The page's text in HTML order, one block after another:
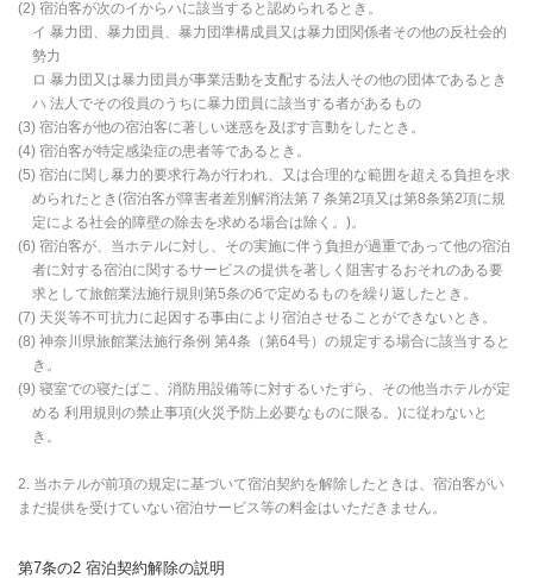
(2) 宿泊客が次のイからハに該当すると認められるとき。
イ 暴力団、暴力団員、暴力団準構成員又は暴力団関係者その他の反社会的
勢力
ロ 暴力団又は暴力団員が事業活動を支配する法人その他の団体であるとき
ハ 法人でその役員のうちに暴力団員に該当する者があるもの
(3) 宿泊客が他の宿泊客に著しい迷惑を及ぼす言動をしたとき。
(4) 宿泊客が特定感染症の患者等であるとき。
(5) 宿泊に関し暴力的要求行為が行われ、又は合理的な範囲を超える負担を求
められたとき(宿泊客が障害者差別解消法第 7 条第2項又は第8条第2項に規
定による社会的障壁の除去を求める場合は除く。)。
(6) 宿泊客が、当ホテルに対し、その実施に伴う負担が過重であって他の宿泊
者に対する宿泊に関するサービスの提供を著しく阻害するおそれのある要
求として旅館業法施行規則第5条の6で定めるものを繰り返したとき。
(7) 天災等不可抗力に起因する事由により宿泊させることができないとき。
(8) 神奈川県旅館業法施行条例 第4条（第64号）の規定する場合に該当すると
き。
(9) 寝室での寝たばこ、消防用設備等に対するいたずら、その他当ホテルが定
める 利用規則の禁止事項(火災予防上必要なものに限る。)に従わないと
き。
2. 当ホテルが前項の規定に基づいて宿泊契約を解除したときは、宿泊客がい
まだ提供を受けていない宿泊サービス等の料金はいただきません。
第7条の2 宿泊契約解除の説明